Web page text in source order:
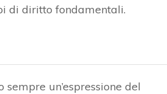
di diritto fondamentali.
sempre un’espressione del